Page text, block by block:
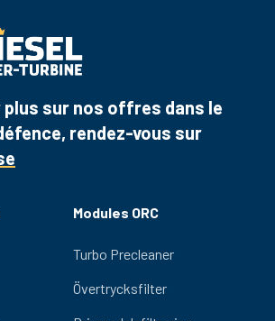
plus sur nos offres dans le
rendez-vous sur
Modules ORC
Turbo Precleaner
Övertrycksfilter